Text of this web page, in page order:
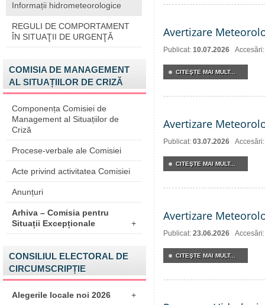
Informații hidrometeorologice
REGULI DE COMPORTAMENT
ÎN SITUAŢII DE URGENŢĂ
COMISIA DE MANAGEMENT
AL SITUAȚIILOR DE CRIZĂ
Componența Comisiei de
Management al Situațiilor de
Criză
Procese-verbale ale Comisiei
Acte privind activitatea Comisiei
Anunțuri
Arhiva – Comisia pentru
Situații Excepționale
+
CONSILIUL ELECTORAL DE
CIRCUMSCRIPȚIE
Alegerile locale noi 2026 +
Avertizare
Publicat: 10.07.2026
CITEŞTE MAI MULT...
Avertizare
Publicat: 03.07.2026
CITEŞTE MAI MULT...
Avertizare
Publicat: 23.06.2026
CITEŞTE MAI MULT...